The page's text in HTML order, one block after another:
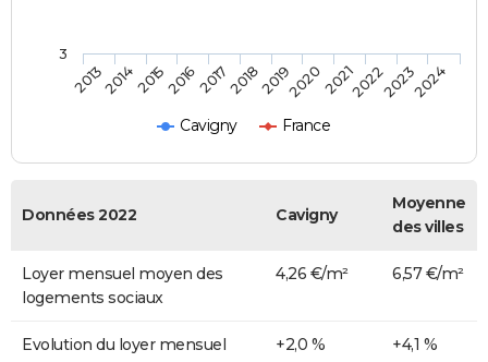
Cavigny France
201320142015201620172018201920202021202220232024
3
Données 2022 Cavigny
Moyenne
des villes
Loyer mensuel moyen des
logements sociaux
4,26 €/m² 6,57 €/m²
Evolution du loyer mensuel
+2,0 % +4,1 %